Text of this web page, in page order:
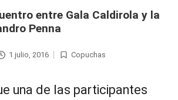
entre Gala Caldirola y la
Penna
1 julio, 2016
Publicada
Copuchas
una de las participantes